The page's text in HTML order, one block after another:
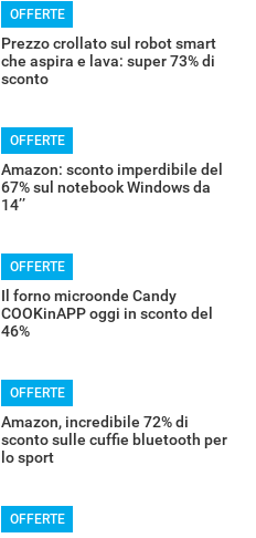
OFFERTE
Prezzo crollato sul robot smart
che aspira e lava: super 73% di
sconto
OFFERTE
Amazon: sconto imperdibile del
67% sul notebook Windows da
14’’
OFFERTE
Il forno microonde Candy
COOKinAPP oggi in sconto del
46%
OFFERTE
Amazon, incredibile 72% di
sconto sulle cuffie bluetooth per
lo sport
OFFERTE